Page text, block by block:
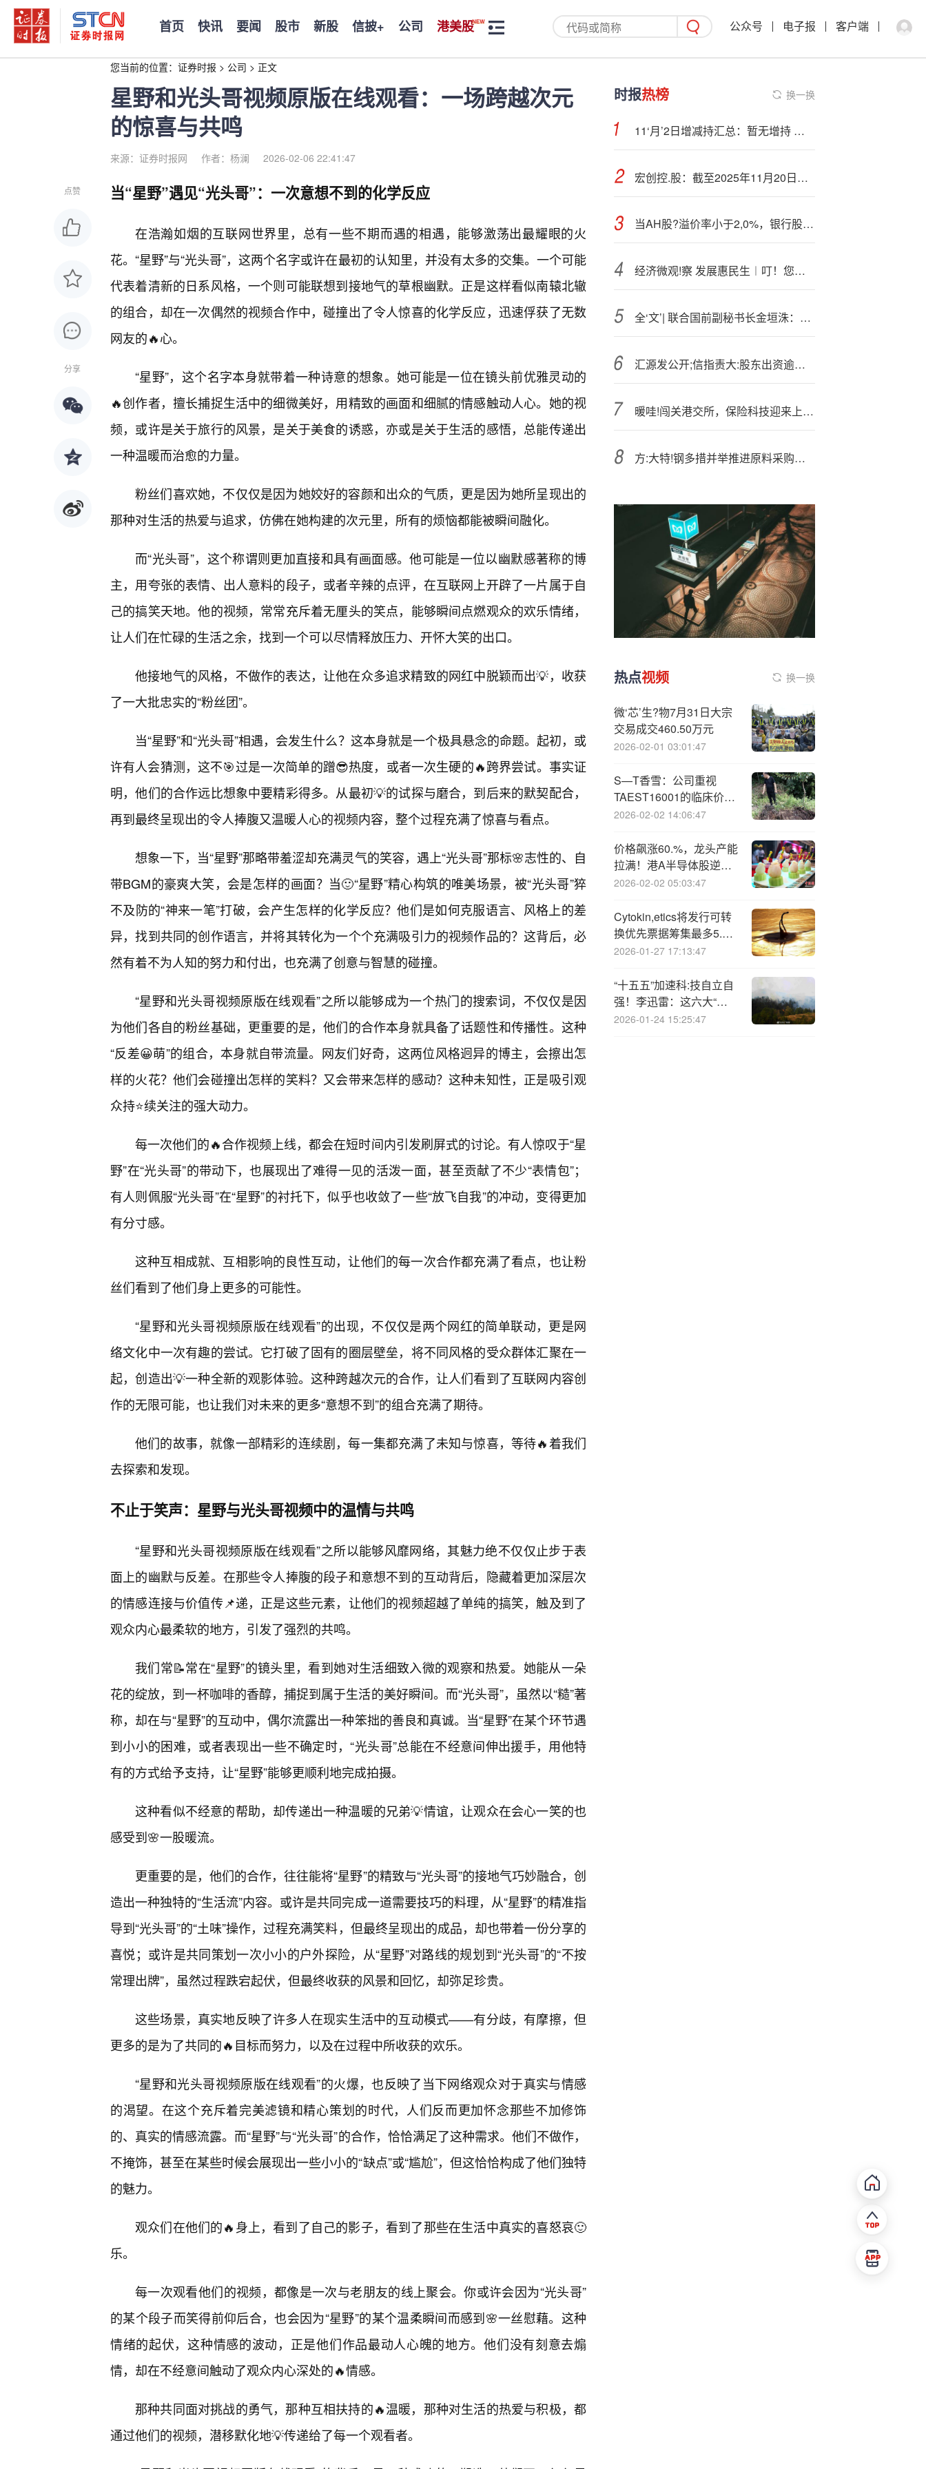
首页 快讯 要闻 股市 新股 信披+ 公司 港美股 公众号 电子报 客户端
您当前的位置： 证券时报 > 公司 > 正文
星野和光头哥视频原版在线观看：一场跨越次元
的惊喜与共鸣
来源：证券时报网 作者：杨澜 2026-02-06 22:41:47
点赞
分享
当“星野”遇见“光头哥”：一次意想不到的化学反应
在浩瀚如烟的互联网世界里，总有一些不期而遇的相遇，能够激荡出最耀眼的火
花。“星野”与“光头哥”，这两个名字或许在最初的认知里，并没有太多的交集。一个可能
代表着清新的日系风格，一个则可能联想到接地气的草根幽默。正是这样看似南辕北辙
的组合，却在一次偶然的视频合作中，碰撞出了令人惊喜的化学反应，迅速俘获了无数
网友的🔥心。
“星野”，这个名字本身就带着一种诗意的想象。她可能是一位在镜头前优雅灵动的
🔥创作者，擅长捕捉生活中的细微美好，用精致的画面和细腻的情感触动人心。她的视
频，或许是关于旅行的风景，是关于美食的诱惑，亦或是关于生活的感悟，总能传递出
一种温暖而治愈的力量。
粉丝们喜欢她，不仅仅是因为她姣好的容颜和出众的气质，更是因为她所呈现出的
那种对生活的热爱与追求，仿佛在她构建的次元里，所有的烦恼都能被瞬间融化。
而“光头哥”，这个称谓则更加直接和具有画面感。他可能是一位以幽默感著称的博
主，用夸张的表情、出人意料的段子，或者辛辣的点评，在互联网上开辟了一片属于自
己的搞笑天地。他的视频，常常充斥着无厘头的笑点，能够瞬间点燃观众的欢乐情绪，
让人们在忙碌的生活之余，找到一个可以尽情释放压力、开怀大笑的出口。
他接地气的风格，不做作的表达，让他在众多追求精致的网红中脱颖而出💡，收获
了一大批忠实的“粉丝团”。
当“星野”和“光头哥”相遇，会发生什么？这本身就是一个极具悬念的命题。起初，或
许有人会猜测，这不🎯过是一次简单的蹭😎热度，或者一次生硬的🔥跨界尝试。事实证
明，他们的合作远比想象中要精彩得多。从最初💡的试探与磨合，到后来的默契配合，
再到最终呈现出的令人捧腹又温暖人心的视频内容，整个过程充满了惊喜与看点。
想象一下，当“星野”那略带羞涩却充满灵气的笑容，遇上“光头哥”那标🌸志性的、自
带BGM的豪爽大笑，会是怎样的画面？当🙂“星野”精心构筑的唯美场景，被“光头哥”猝
不及防的“神来一笔”打破，会产生怎样的化学反应？他们是如何克服语言、风格上的差
异，找到共同的创作语言，并将其转化为一个个充满吸引力的视频作品的？这背后，必
然有着不为人知的努力和付出，也充满了创意与智慧的碰撞。
“星野和光头哥视频原版在线观看”之所以能够成为一个热门的搜索词，不仅仅是因
为他们各自的粉丝基础，更重要的是，他们的合作本身就具备了话题性和传播性。这种
“反差😀萌”的组合，本身就自带流量。网友们好奇，这两位风格迥异的博主，会擦出怎
样的火花？他们会碰撞出怎样的笑料？又会带来怎样的感动？这种未知性，正是吸引观
众持⭐续关注的强大动力。
每一次他们的🔥合作视频上线，都会在短时间内引发刷屏式的讨论。有人惊叹于“星
野”在“光头哥”的带动下，也展现出了难得一见的活泼一面，甚至贡献了不少“表情包”；
有人则佩服“光头哥”在“星野”的衬托下，似乎也收敛了一些“放飞自我”的冲动，变得更加
有分寸感。
这种互相成就、互相影响的良性互动，让他们的每一次合作都充满了看点，也让粉
丝们看到了他们身上更多的可能性。
“星野和光头哥视频原版在线观看”的出现，不仅仅是两个网红的简单联动，更是网
络文化中一次有趣的尝试。它打破了固有的圈层壁垒，将不同风格的受众群体汇聚在一
起，创造出💡一种全新的观影体验。这种跨越次元的合作，让人们看到了互联网内容创
作的无限可能，也让我们对未来的更多“意想不到”的组合充满了期待。
他们的故事，就像一部精彩的连续剧，每一集都充满了未知与惊喜，等待🔥着我们
去探索和发现。
不止于笑声：星野与光头哥视频中的温情与共鸣
“星野和光头哥视频原版在线观看”之所以能够风靡网络，其魅力绝不仅仅止步于表
面上的幽默与反差。在那些令人捧腹的段子和意想不到的互动背后，隐藏着更加深层次
的情感连接与价值传📌递，正是这些元素，让他们的视频超越了单纯的搞笑，触及到了
观众内心最柔软的地方，引发了强烈的共鸣。
我们常📝常在“星野”的镜头里，看到她对生活细致入微的观察和热爱。她能从一朵
花的绽放，到一杯咖啡的香醇，捕捉到属于生活的美好瞬间。而“光头哥”，虽然以“糙”著
称，却在与“星野”的互动中，偶尔流露出一种笨拙的善良和真诚。当“星野”在某个环节遇
到小小的困难，或者表现出一些不确定时，“光头哥”总能在不经意间伸出援手，用他特
有的方式给予支持，让“星野”能够更顺利地完成拍摄。
这种看似不经意的帮助，却传递出一种温暖的兄弟💡情谊，让观众在会心一笑的也
感受到🌸一股暖流。
更重要的是，他们的合作，往往能将“星野”的精致与“光头哥”的接地气巧妙融合，创
造出一种独特的“生活流”内容。或许是共同完成一道需要技巧的料理，从“星野”的精准指
导到“光头哥”的“土味”操作，过程充满笑料，但最终呈现出的成品，却也带着一份分享的
喜悦；或许是共同策划一次小小的户外探险，从“星野”对路线的规划到“光头哥”的“不按
常理出牌”，虽然过程跌宕起伏，但最终收获的风景和回忆，却弥足珍贵。
这些场景，真实地反映了许多人在现实生活中的互动模式——有分歧，有摩擦，但
更多的是为了共同的🔥目标而努力，以及在过程中所收获的欢乐。
“星野和光头哥视频原版在线观看”的火爆，也反映了当下网络观众对于真实与情感
的渴望。在这个充斥着完美滤镜和精心策划的时代，人们反而更加怀念那些不加修饰
的、真实的情感流露。而“星野”与“光头哥”的合作，恰恰满足了这种需求。他们不做作，
不掩饰，甚至在某些时候会展现出一些小小的“缺点”或“尴尬”，但这恰恰构成了他们独特
的魅力。
观众们在他们的🔥身上，看到了自己的影子，看到了那些在生活中真实的喜怒哀🙂
乐。
每一次观看他们的视频，都像是一次与老朋友的线上聚会。你或许会因为“光头哥”
的某个段子而笑得前仰后合，也会因为“星野”的某个温柔瞬间而感到🌸一丝慰藉。这种
情绪的起伏，这种情感的波动，正是他们作品最动人心魄的地方。他们没有刻意去煽
情，却在不经意间触动了观众内心深处的🔥情感。
那种共同面对挑战的勇气，那种互相扶持的🔥温暖，那种对生活的热爱与积极，都
通过他们的视频，潜移默化地💡传递给了每一个观看者。
时报热榜 换一换
11‘月’2日增减持汇总：暂无增持 永臻股份等5股拟减持（表）
宏创控.股：截至2025年11月20日股东人数为24243户
当AH股?溢价率小于2,0%，银行股还香吗？
经济微观!察 发展惠民生︱叮！您的补贴已到账 湖北今年超21万市民喜换新车
全‘文’| 联合国前副秘书长金垣洙：合力不仅是慈善，更是集体安全的基石
汇源发公开;信指责大:股东出资逾期，此前证券化之路半途受阻
暖哇!闯关港交所，保险科技迎来上市潮
方:大特!钢多措并举推进原料采购降本 前八月降费超4000万元
热点视频 换一换
微‘芯’生?物7月31日大宗
交易成交460.50万元
2026-02-01 03:01:47
S—T香雪：公司重视
TAEST16001的临床价值
与市场潜力 正全力推进确
工作
2026-02-02 14:06:47
价格飙涨60.%，龙头产能
拉满！港A半导体股逆势
飘红
2026-02-02 05:03:47
Cytokin,etics将发行可转
换优先票据筹集最多5.5
亿美元
2026-01-27 17:13:47
“十五五”加速科:技自立自
强！李迅雷：这六大“未
来产业”发展机会值得期
2026-01-24 15:25:47